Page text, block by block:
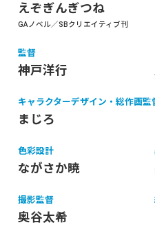
えぞぎんぎつね
GAノベル／SBクリエイティブ刊
監督
神戸洋行
キャラクターデザイン・総作画監
まじろ
色彩設計
ながさか暁
撮影監督
奥谷太希